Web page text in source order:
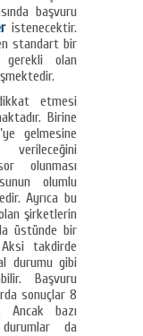
başvuru
istenecektir.
standart bir
olan
etmesi
Birine
gelmesine
olunması
olumlu
Ayrıca bu
şirketlerin
üstünde bir
takdirde
durumu gibi
Başvuru
sonuçlar 8
Ancak bazı
da